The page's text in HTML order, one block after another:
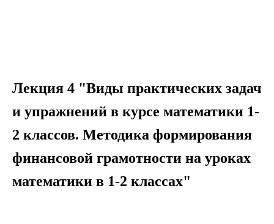
Лекция 4 "Виды практических задач
и упражнений в курсе математики 1-
2 классов. Методика формирования
финансовой грамотности на уроках
математики в 1-2 классах"